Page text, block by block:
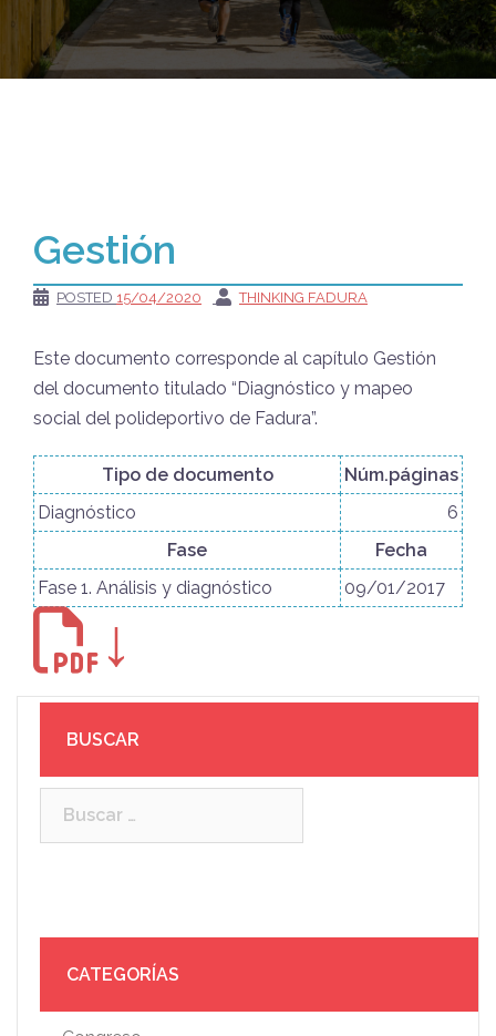
Gestión
POSTED 15/04/2020 THINKING FADURA
Este documento corresponde al capítulo Gestión
del documento titulado “Diagnóstico y mapeo
social del polideportivo de Fadura”.
Tipo de documento
Núm.páginas
Diagnóstico
6
Fase
Fecha
Fase 1. Análisis y diagnóstico
09/01/2017
↓
BUSCAR
CATEGORÍAS